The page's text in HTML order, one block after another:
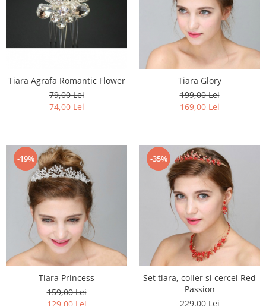
Tiara Agrafa Romantic Flower
79,00 Lei
74,00 Lei
Tiara Glory
199,00 Lei
169,00 Lei
-19%
Tiara Princess
159,00 Lei
-35%
Set tiara, colier si cercei Red
Passion
229,00 Lei